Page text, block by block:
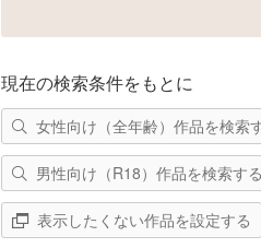
現在の検索条件をもとに
女性向け（全年齢）作品を検索
男性向け（R18）作品を検索す
表示したくない作品を設定する